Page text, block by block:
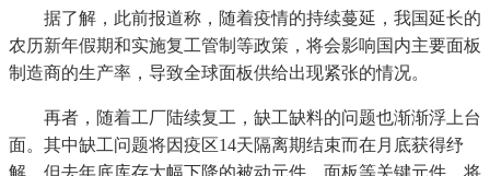
据了解，此前报道称，随着疫情的持续蔓延，我国延长的
农历新年假期和实施复工管制等政策，将会影响国内主要面板
制造商的生产率，导致全球面板供给出现紧张的情况。
再者，随着工厂陆续复工，缺工缺料的问题也渐渐浮上台
面。其中缺工问题将因疫区14天隔离期结束而在月底获得纾